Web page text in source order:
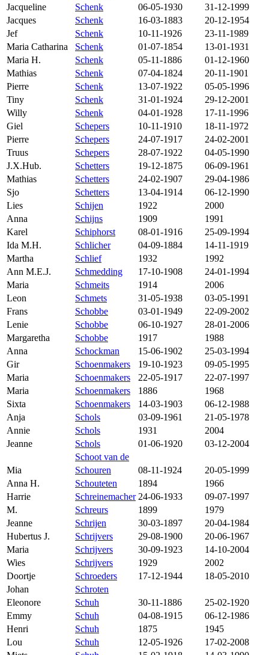
Jacqueline
Schenk 06-05-1930
31-12-1999
Jacques
Schenk 16-03-1883
20-12-1954
Jef
Schenk 10-11-1926
23-11-1989
Maria Catharina
Schenk 01-07-1854
13-01-1931
Maria H.
Schenk 05-11-1886
01-12-1960
Mathias
Schenk 07-04-1824
20-11-1901
Pierre
Schenk 13-07-1922
05-05-1996
Tiny
Schenk 31-01-1924
29-12-2001
Willy
Schenk 04-01-1928
17-11-1996
Giel
Schepers 10-11-1910
18-11-1972
Pierre
Schepers 24-07-1917
24-02-2001
Truus
Schepers 28-07-1922
04-05-1990
J.X.Hub.
Schetters 19-12-1875
06-09-1961
Mathias
Schetters 24-02-1907
29-04-1986
Sjo
Schetters 13-04-1914
06-12-1990
Lies
Schijen 1922
2000
Anna
Schijns 1909
1991
Karel
Schiphorst 08-01-1916
25-09-1994
Ida M.H.
Schlicher 04-09-1884
14-11-1919
Martha
Schlief 1932
1992
Ann M.E.J.
Schmedding 17-10-1908
24-01-1994
Maria
Schmeits 1914
2006
Leon
Schmets 31-05-1938
03-05-1991
Frans
Schobbe 03-01-1949
22-09-2002
Lenie
Schobbe 06-10-1927
28-01-2006
Margaretha
Schobbe 1917
1988
Anna
Schockman 15-06-1902
25-03-1994
Gir
Schoenmakers 19-10-1923
09-05-1995
Maria
Schoenmakers 22-05-1917
22-07-1997
Maria
Schoenmakers 1886
1968
Sixta
Schoenmakers 14-03-1903
06-12-1988
Anja
Schols 03-09-1961
21-05-1978
Annie
Schols 1931
2004
Jeanne
Schols 01-06-1920
03-12-2004
Schoot van de
Mia
Schouren 08-11-1924
20-05-1999
Anna H.
Schouteten 1894
1966
Harrie
Schreinemacher 24-06-1933
09-07-1997
M.
Schreurs 1899
1979
Jeanne
Schrijen 30-03-1897
20-04-1984
Hubertus J.
Schrijvers 29-08-1900
20-06-1967
Maria
Schrijvers 30-09-1923
14-10-2004
Wies
Schrijvers 1929
2002
Doortje
Schroeders 17-12-1944
18-05-2010
Johan
Schroten
Eleonore
Schuh 30-11-1886
25-02-1920
Emmy
Schuh 04-08-1915
06-12-1986
Henri
Schuh 1875
1945
Lou
Schuh 12-05-1926
17-02-2008